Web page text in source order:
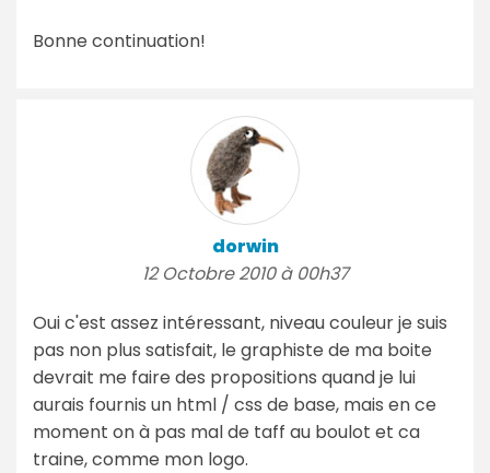
Bonne continuation!
dorwin
12 Octobre 2010 à 00h37
Oui c'est assez intéressant, niveau couleur je suis
pas non plus satisfait, le graphiste de ma boite
devrait me faire des propositions quand je lui
aurais fournis un html / css de base, mais en ce
moment on à pas mal de taff au boulot et ca
traine, comme mon logo.